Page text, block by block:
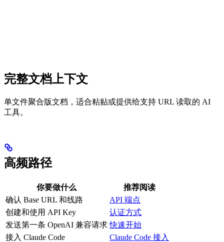
完整文档上下文
单文件聚合版文档，适合粘贴或提供给支持 URL 读取的 AI
工具。
高频路径
你要做什么
推荐阅读
确认 Base URL 和线路
API 端点
创建和使用 API Key
认证方式
发送第一条 OpenAI 兼容请求 快速开始
接入 Claude Code
Claude Code 接入